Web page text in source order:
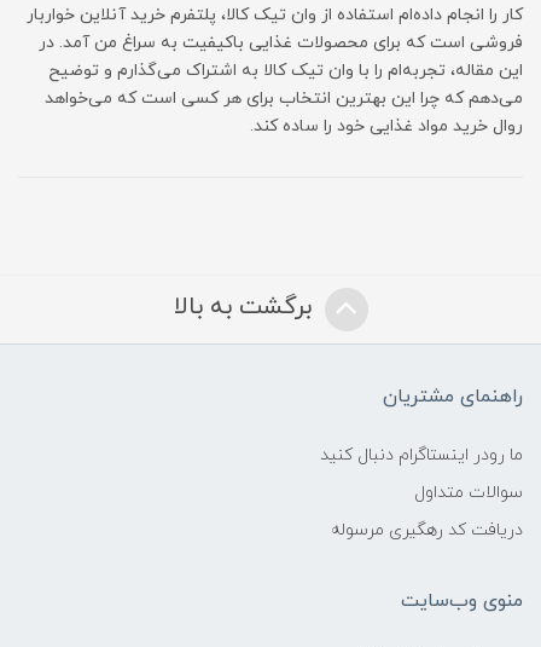
کار را انجام داده‌ام استفاده از وان تیک کالا، پلتفرم خرید آنلاین خواربار
فروشی است که برای محصولات غذایی باکیفیت به سراغ من آمد. در
این مقاله، تجربه‌ام را با وان تیک کالا به اشتراک می‌گذارم و توضیح
می‌دهم که چرا این بهترین انتخاب برای هر کسی است که می‌خواهد
روال خرید مواد غذایی خود را ساده کند.
برگشت به بالا
راهنمای مشتریان
ما رودر اینستاگرام دنبال کنید
سوالات متداول
دریافت کد رهگیری مرسوله
منوی وب‌سایت